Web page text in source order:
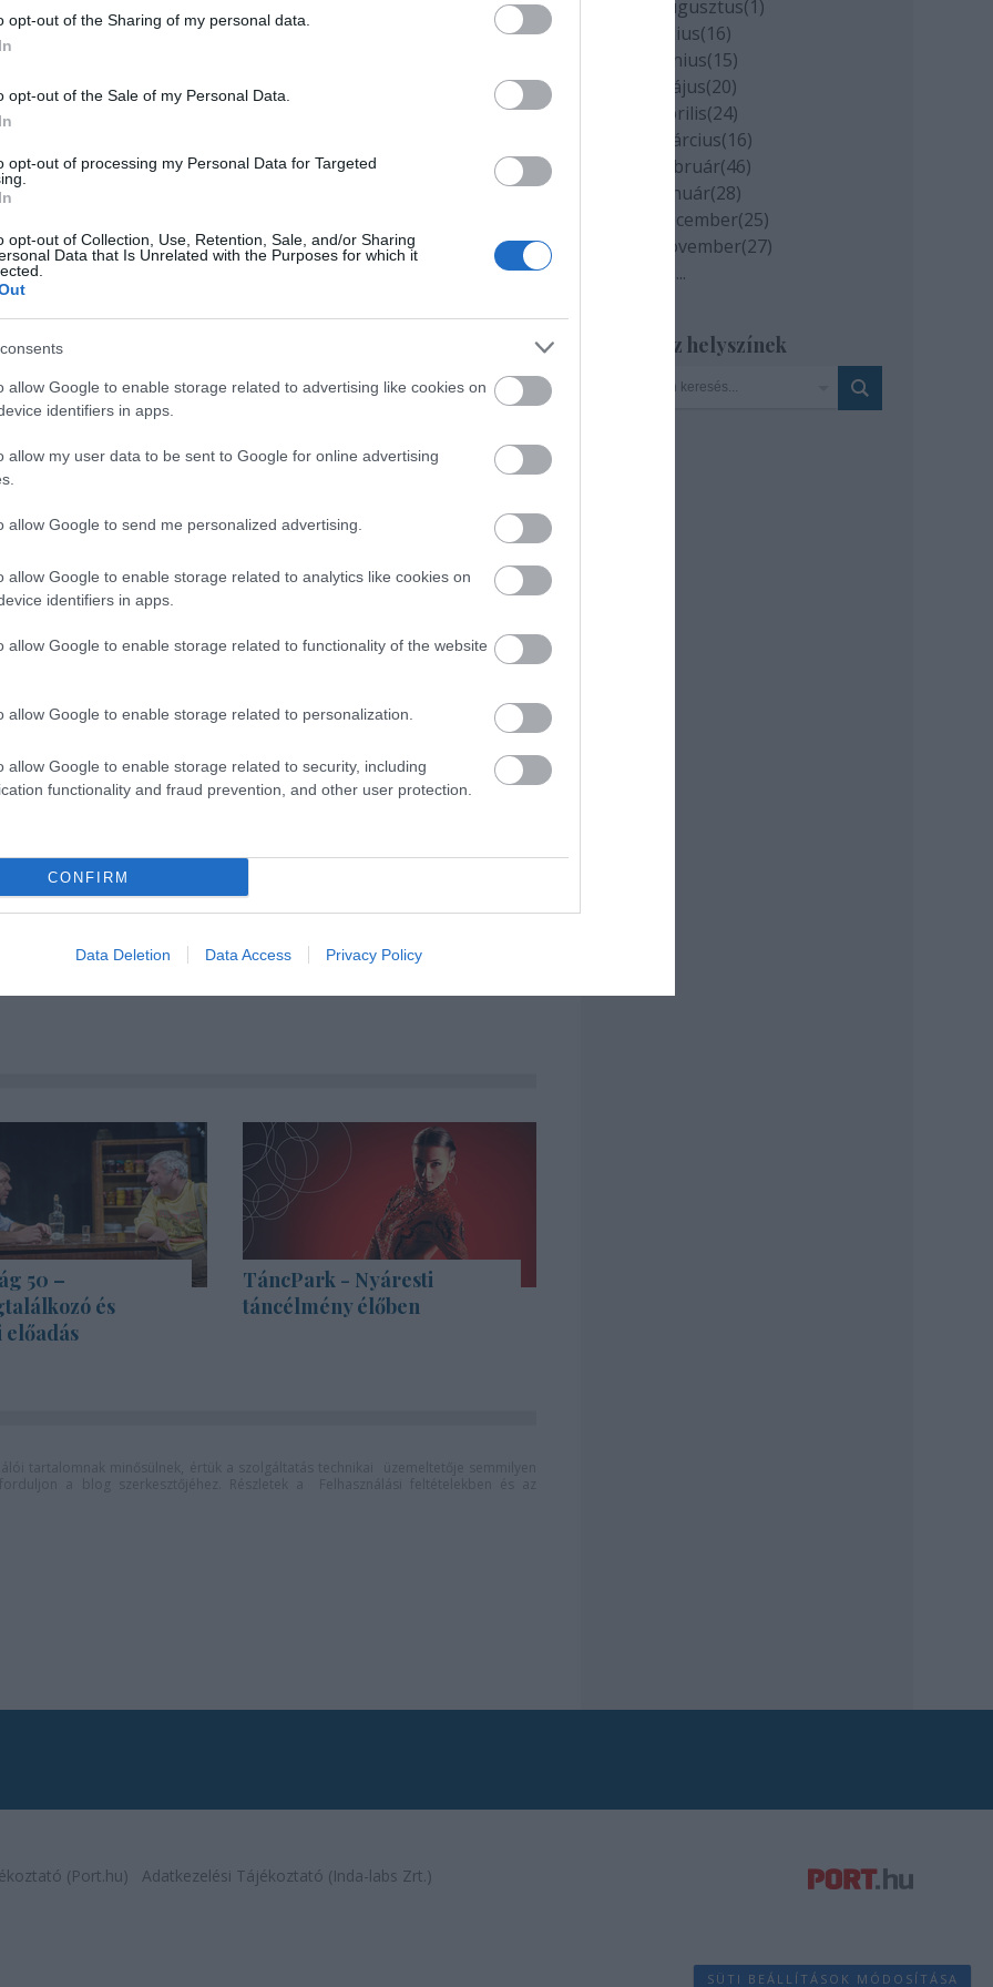
opt-out of the Sharing of my personal data.
opt-out of the Sale of my Personal Data.
opt-out of processing my Personal Data for Targeted
opt-out of Collection, Use, Retention, Sale, and/or Sharing
Data that Is Unrelated with the Purposes for which it
allow Google to enable storage related to advertising like cookies on
identifiers in apps.
allow my user data to be sent to Google for online advertising
allow Google to send me personalized advertising.
allow Google to enable storage related to analytics like cookies on
identifiers in apps.
allow Google to enable storage related to functionality of the website
allow Google to enable storage related to personalization.
allow Google to enable storage related to security, including
functionality and fraud prevention, and other user protection.
CONFIRM
Data Deletion Data Access Privacy Policy
Mátyásmese
míg a középiskolások
a szót
a játékos, cselekvés közbeni tanulásra épül. Az
fellelhető szituációkat és problémákat
megfelelően. A projekt célja, hogy a
színházértővé nevelje."
segítségével történik a művek feldolgozása.
a témahéten pedig a
közül kerülnek ki:
, a színház művészeti
Csombor
Péterszínművészek,Fehér Évaszínháztörténész,
színész.
Forrás: Kecskeméti Katona József Színház
50 –
és
TáncPark - Nyáresti
táncélmény élőben
2020 augusztus(1)
2020 július(16)
2020 június(15)
2020 május(20)
2020 április(24)
2020 március(16)
2020 február(46)
2020 január(28)
2019 december(25)
2019 november(27)
...
Szinház helyszínek
(Port.hu) Adatkezelési Tájékoztató (Inda-labs Zrt.)
SÜTI BEÁLLÍTÁSOK MÓDOSÍTÁSA